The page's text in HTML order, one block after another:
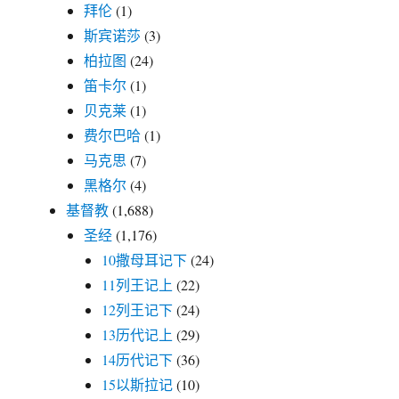
拜伦(1)
斯宾诺莎 (3)
柏拉图 (24)
笛卡尔 (1)
贝克莱(1)
费尔巴哈(1)
马克思 (7)
黑格尔 (4)
基督教(1,688)
圣经(1,176)
10撒母耳记下(24)
11列王记上 (22)
12列王记下(24)
13历代记上 (29)
14历代记下(36)
15以斯拉记(10)